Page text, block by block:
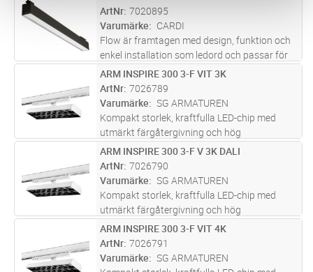
Armaturen har en direkt ljusfördelning. Flow
track har en adapter
ArtNr 7020895
Varumärke
CARDI
Flow är framtagen med design, funktion och
enkel installation som ledord och passar för
kontor och andra typer av offentliga miljöer.
Armaturen har en direkt ljusfördelning. Flow
track har en adapter ...läs mer
ST Lägg i kundvagn
ARM INSPIRE 300 3-F VIT 3K
ArtNr 7026789
Varumärke
SG ARMATUREN
Kompakt storlek, kraftfulla LED-chip med
utmärkt färgåtergivning och hög
lumenproduktion samt vinklingsbart hölje gör
Inspire 300 3-Fas till ett utmärkt val för
butiker och utställningar. De kubiska
mer
ST Lägg i kundvagn
ARM INSPIRE 300 3-F V 3K DALI
ArtNr 7026790
Varumärke
SG ARMATUREN
Kompakt storlek, kraftfulla LED-chip med
utmärkt färgåtergivning och hög
lumenproduktion samt vinklingsbart hölje gör
Inspire 300 3-Fas till ett utmärkt val för
butiker och utställningar. De kubiska
mer
ST Lägg i kundvagn
ARM INSPIRE 300 3-F VIT 4K
ArtNr 7026791
Varumärke
SG ARMATUREN